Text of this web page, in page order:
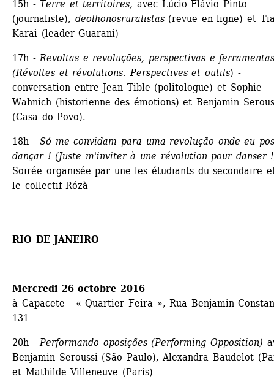
15h -Terre et territoires, avec Lúcio Flávio Pinto
(journaliste), deolhonosruralistas(revue en ligne) et
Karai (leader Guarani)
17h - Revoltas e revoluções, perspectivas e
(Révoltes et révolutions. Perspectives et outils) -
conversation entre Jean Tible (politologue) et Sophie
Wahnich (historienne des émotions) et Benjamin
(Casa do Povo).
18h - Só me convidam para uma revolução onde eu
dançar ! (Juste m'inviter à une révolution pour danser
Soirée organisée par une les étudiants du secondaire
le collectif Rózà
RIO DE JANEIRO
Mercredi 26 octobre 2016
à Capacete - « Quartier Feira », Rua Benjamin
131
20h - Performando oposições (Performing Opposition)
Benjamin Seroussi (São Paulo), Alexandra Baudelot
et Mathilde Villeneuve (Paris)